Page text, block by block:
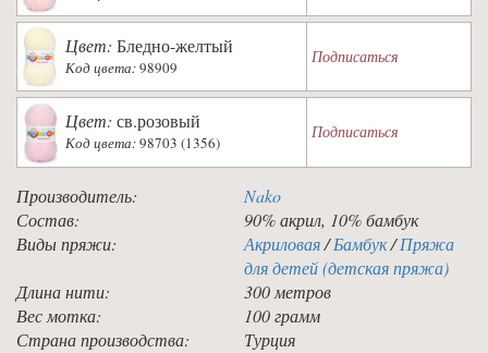
Цвет: Бледно-желтый
Код цвета:98909
Подписаться
Цвет: св.розовый
Код цвета:98703 (1356)
Подписаться
Производитель:
Nako
Состав:
90% акрил, 10% бамбук
Виды пряжи:
Акриловая/Бамбук/Пряжа
для детей (детская пряжа)
Длина нити:
300 метров
Вес мотка:
100 грамм
Страна производства:
Турция